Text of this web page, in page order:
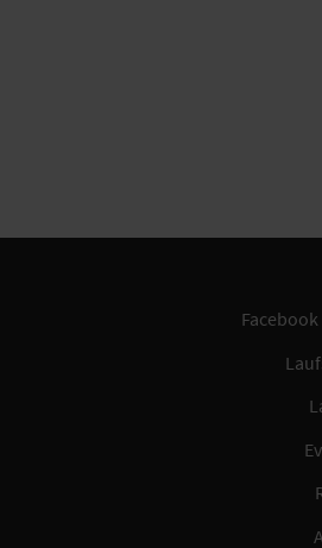
Facebook